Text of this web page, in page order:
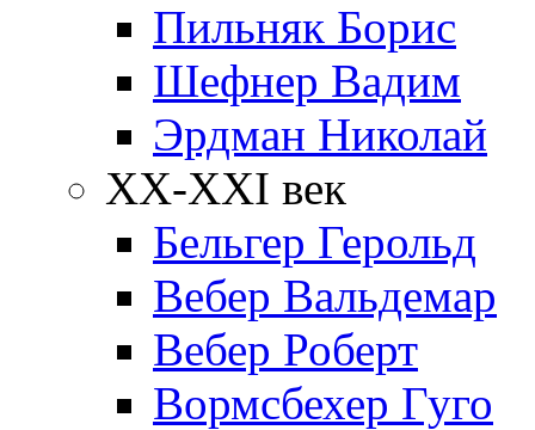
Пильняк Борис
Шефнер Вадим
Эрдман Николай
ХХ-XXI век
Бельгер Герольд
Вебер Вальдемар
Вебер Роберт
Вормсбехер Гуго